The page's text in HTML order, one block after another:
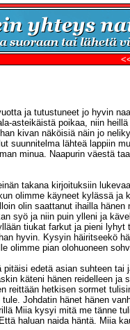
ja tutustuneet jo hyvin
asteikäistä poikaa, niin
kivan näköisiä näin jo
suunnitelma lähteä lappiin
minua. Naapurin väestä
takana kirjoituksiin
olimme käyneet kylässä ja
olin saattanut ihailla hänen
syö ja niin puin ylleni ja
tiukat farkut ja pieni lyhyt
hyvin. Kysyin häiritseekö
olimme pian olohuoneen
edetä asian suhteen tai
käteni hänen reidelleen ja
reittään hetkisen sormet
Johdatin hänet hänen
Miia kysyi mitä me tänne
haluan naida häntä. Miia